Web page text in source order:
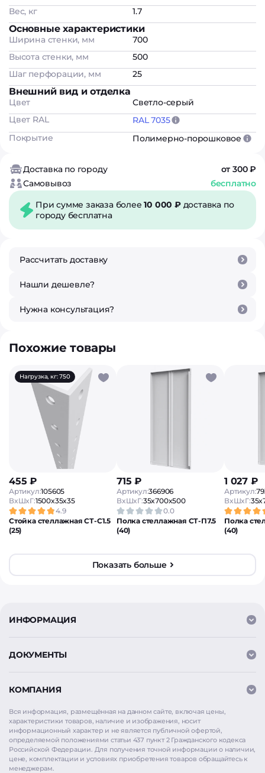
Вес, кг
1.7
Основные характеристики
Ширина стенки, мм
700
Высота стенки, мм
500
Шаг перфорации, мм
25
Внешний вид и отделка
Цвет
Светло-серый
Цвет RAL
RAL 7035
Покрытие
Полимерно-порошковое
Доставка по городу
от 300 ₽
Самовывоз
бесплатно
При сумме заказа более10 000 ₽доставка по
городу бесплатна
Рассчитать доставку
Нашли дешевле?
Нужна консультация?
Похожие товары
Нагрузка, кг: 750
455 ₽
Артикул:105605
ВxШxГ:1500x35x35
4.9
Стойка стеллажная СТ-С1.5
(25)
715 ₽
Артикул:366906
ВxШxГ:35x700x500
0.0
Полка стеллажная СТ-П7.5
(40)
1 027 ₽
Артикул:
ВxШxГ:
Полка
(40)
Показать больше
Вся информация, размещённая на данном сайте, включая цены,
характеристики товаров, наличие и изображения, носит
информационный характер и не является публичной офертой,
определяемой положениями статьи 437 пункт 2 Гражданского кодекса
Российской Федерации. Для получения точной информации о наличии,
цене, комплектации и условиях приобретения товаров обращайтесь к
менеджерам.
ИНФОРМАЦИЯ
ДОКУМЕНТЫ
КОМПАНИЯ
Мы используем